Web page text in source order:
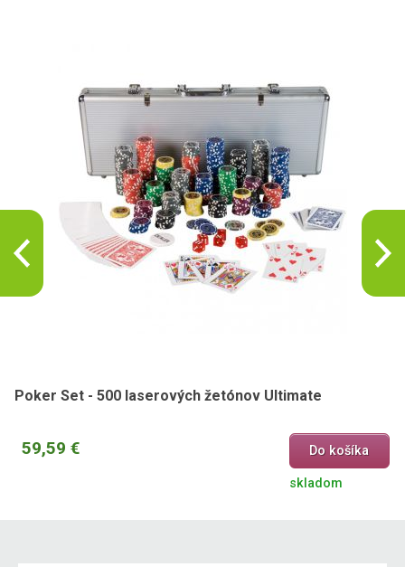
Poker Set - 500 laserových žetónov Ultimate
59,59 € Do košíka
skladom